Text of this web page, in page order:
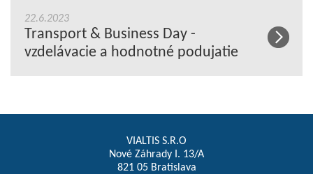
22.6.2023
Transport & Business Day -
vzdelávacie a hodnotné podujatie
VIALTIS S.R.O
Nové Záhrady I. 13/A
821 05 Bratislava